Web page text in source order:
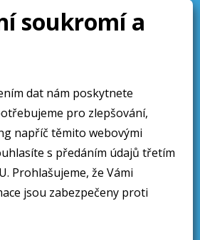
soukromí a
dat nám poskytnete
pro zlepšování,
napříč těmito webovými
Prohlašujeme, že Vámi
jsou zabezpečeny proti
/
Sledujte nás